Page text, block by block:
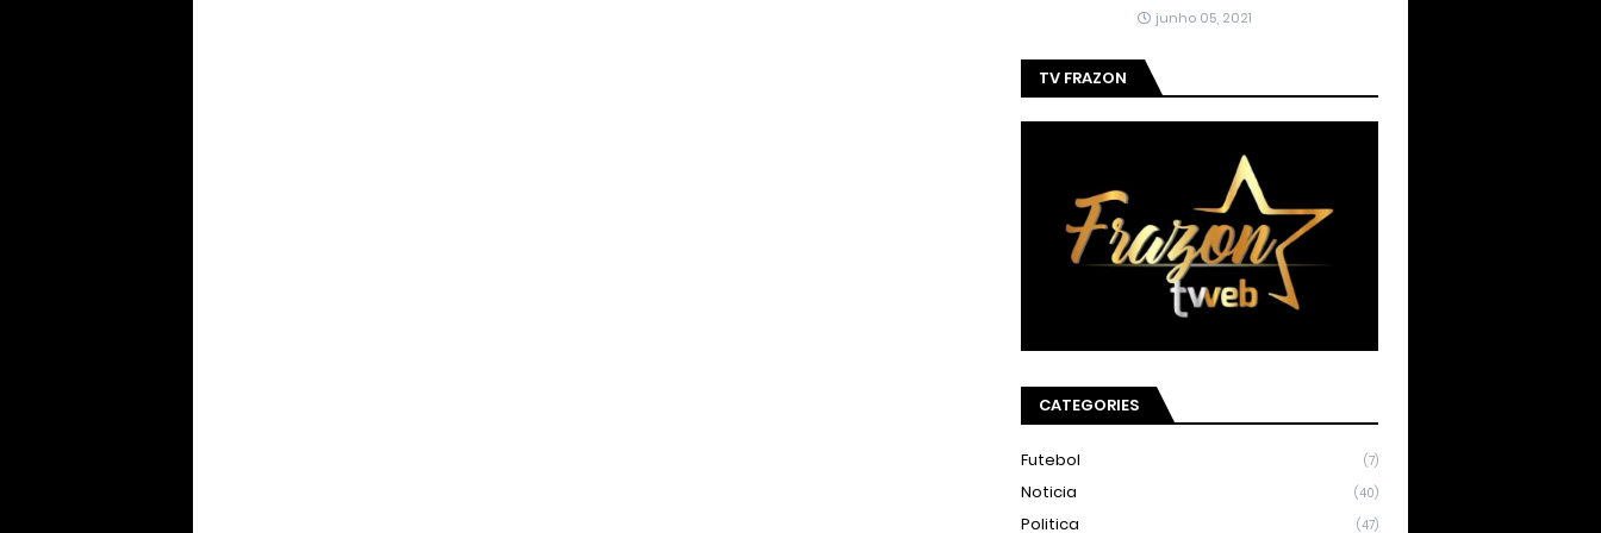
junho 05, 2021
TV FRAZON
CATEGORIES
Futebol (7)
Noticia (40)
Politica (47)